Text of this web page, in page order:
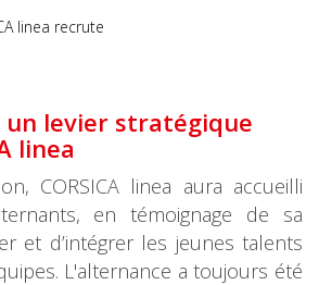
un levier stratégique
linea
CORSICA linea aura accueilli
en témoignage de sa
et d’intégrer les jeunes talents
L'alternance a toujours été